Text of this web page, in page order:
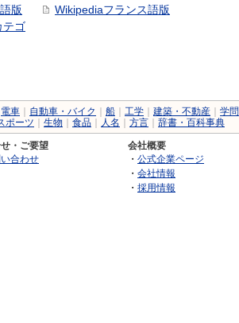
版
テゴ
Wikipediaフランス語版
電車 自動車・バイク 船 工学 建築・不動産
学問
ポーツ 生物 食品 人名 方言 辞書・百科事典
・ご要望
合わせ
会社概要
・ 公式企業ページ
・ 会社情報
・ 採用情報